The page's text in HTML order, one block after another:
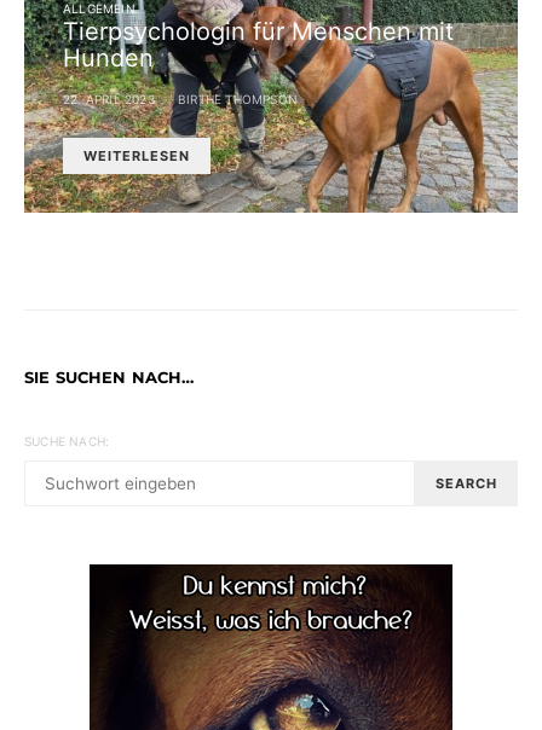
ALLGEMEIN
Tierpsychologin für Menschen mit
Hunden
22. APRIL 2023 BIRTHE THOMPSON
WEITERLESEN
SIE SUCHEN NACH…
SUCHE NACH:
SEARCH